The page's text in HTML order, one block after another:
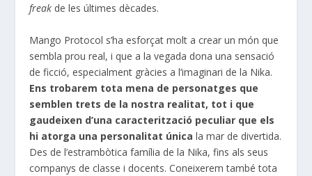
freak de les últimes dècades.
Mango Protocol s’ha esforçat molt a crear un món que
sembla prou real, i que a la vegada dona una sensació
de ficció, especialment gràcies a l’imaginari de la Nika.
Ens trobarem tota mena de personatges que
semblen trets de la nostra realitat, tot i que
gaudeixen d’una caracterització peculiar que els
hi atorga una personalitat única la mar de divertida.
Des de l’estrambòtica família de la Nika, fins als seus
companys de classe i docents. Coneixerem també tota